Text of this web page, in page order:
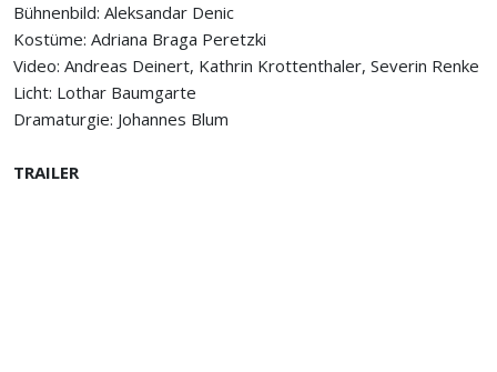
Bühnenbild: Aleksandar Denic
Kostüme: Adriana Braga Peretzki
Video: Andreas Deinert, Kathrin Krottenthaler, Severin Renke
Licht: Lothar Baumgarte
Dramaturgie: Johannes Blum
TRAILER